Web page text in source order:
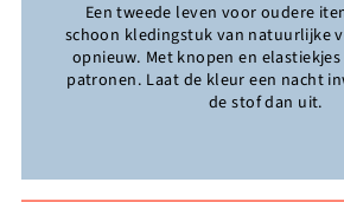
Een tweede leven voor oudere
schoon kledingstuk van natuurlijke
opnieuw. Met knopen en
patronen. Laat de kleur een nacht
de stof dan uit.